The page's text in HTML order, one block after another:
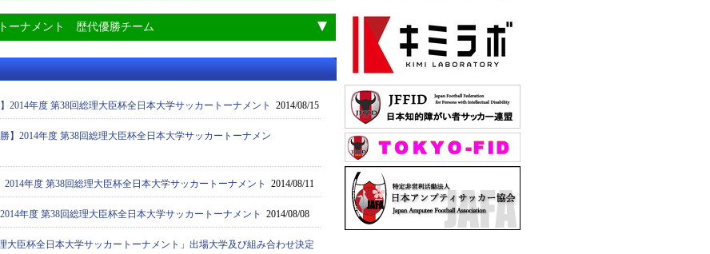
ーナメント 歴代優勝チーム
】2014年度 第38回総理大臣杯全日本大学サッカートーナメント 2014/08/15
勝】2014年度 第38回総理大臣杯全日本大学サッカートーナメン
2014年度 第38回総理大臣杯全日本大学サッカートーナメント 2014/08/11
2014年度 第38回総理大臣杯全日本大学サッカートーナメント 2014/08/08
理大臣杯全日本大学サッカートーナメント」出場大学及び組み合わせ決定